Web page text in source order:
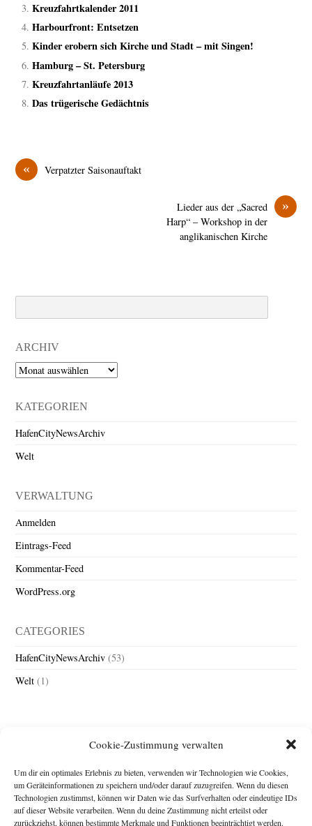
Cookie-Zustimmung verwalten
Um dir ein optimales Erlebnis zu bieten, verwenden wir Technologien wie Cookies,
um Geräteinformationen zu speichern und/oder darauf zuzugreifen. Wenn du diesen
Technologien zustimmst, können wir Daten wie das Surfverhalten oder eindeutige IDs
auf dieser Website verarbeiten. Wenn du deine Zustimmung nicht erteilst oder
zurückziehst, können bestimmte Merkmale und Funktionen beeinträchtigt werden.
Kreuzfahrtkalender 2011
Harbourfront: Entsetzen
Kinder erobern sich Kirche und Stadt – mit Singen!
Hamburg – St. Petersburg
Kreuzfahrtanläufe 2013
Das trügerische Gedächtnis
« Verpatzter Saisonauftakt
»
Lieder aus der „Sacred
Harp“ – Workshop in der
anglikanischen Kirche
ARCHIV
Archiv
KATEGORIEN
HafenCityNewsArchiv
Welt
VERWALTUNG
Anmelden
Eintrags-Feed
Kommentar-Feed
WordPress.org
CATEGORIES
HafenCityNewsArchiv (53)
Welt (1)
Impressum
Michael Baden,